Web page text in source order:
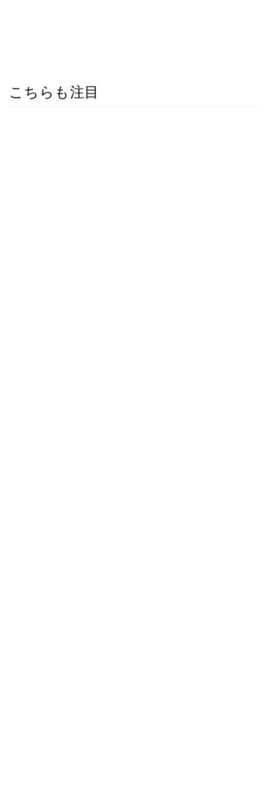
こちらも注目